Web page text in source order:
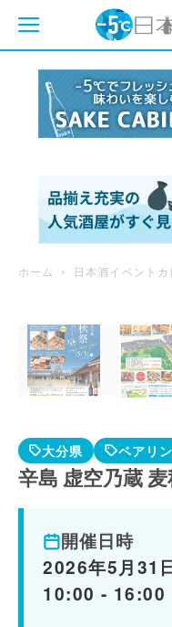
ホーム 日本酒イベントカ
大分県 ペアリ
辛島 虚空乃蔵
開催日時
2026年5月31
10:00 - 16:00